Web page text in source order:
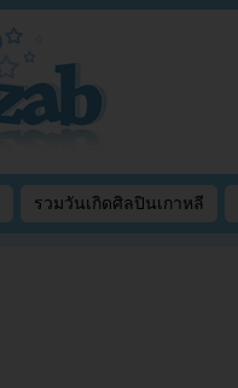
รวมวันเกิดศิลปินเกาหลี